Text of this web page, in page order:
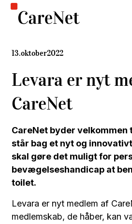
13.oktober2022
Levara er nyt
CareNet
CareNet byder velkommen
står bag et nyt og
skal gøre det muligt for
bevægelseshandicap at
toilet.
Levara er nyt medlem af
medlemskab, de håber, kan